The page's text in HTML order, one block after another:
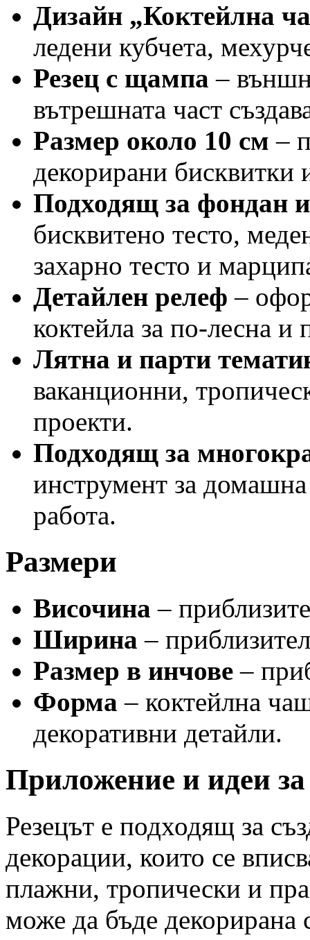
Дизайн „Коктейлна
ледени кубчета,
Резец с щампа –
вътрешната част
Размер около 10 см –
декорирани бисквитки
Подходящ за фондан и
бисквитено тесто,
захарно тесто и
Детайлен релеф –
коктейла за по-лесна и
Лятна и парти
ваканционни,
проекти.
Подходящ за
инструмент за
работа.
Размери
Височина –
Ширина –
Размер в инчове –
Форма – коктейлна
декоративни детайли.
Приложение и идеи
Резецът е подходящ за
декорации, които се
плажни, тропически и
може да бъде декорирана